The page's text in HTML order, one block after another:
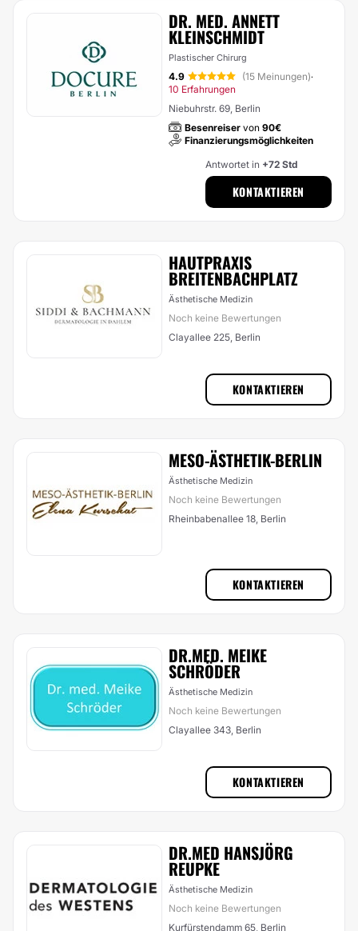
DR. MED. ANNETT
KLEINSCHMIDT
Plastischer Chirurg
4.9 (15 Meinungen)·
10 Erfahrungen
Niebuhrstr. 69, Berlin
Besenreiser von 90€
Finanzierungsmöglichkeiten
Antwortet in +72 Std
KONTAKTIEREN
HAUTPRAXIS
BREITENBACHPLATZ
Ästhetische Medizin
Noch keine Bewertungen
Clayallee 225, Berlin
KONTAKTIEREN
MESO-ÄSTHETIK-BERLIN
Ästhetische Medizin
Noch keine Bewertungen
Rheinbabenallee 18, Berlin
KONTAKTIEREN
DR.MED. MEIKE
SCHRÖDER
Ästhetische Medizin
Noch keine Bewertungen
Clayallee 343, Berlin
KONTAKTIEREN
DR.MED HANSJÖRG
REUPKE
Ästhetische Medizin
Noch keine Bewertungen
Kurfürstendamm 65, Berlin